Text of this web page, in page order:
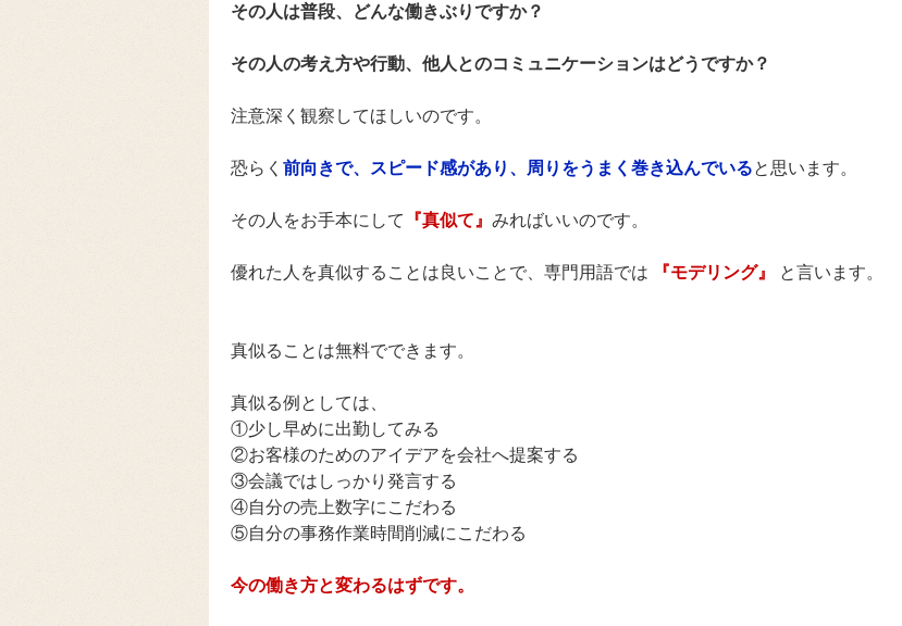
その人は普段、どんな働きぶりですか？
その人の考え方や行動、他人とのコミュニケーションはどうですか？
注意深く観察してほしいのです。
恐らく 前向きで、スピード感があり、周りをうまく巻き込んでいると思います。
その人をお手本にして 『真似て』 みればいいのです。
優れた人を真似することは良いことで、専門用語では 『モデリング』 と言います。
真似ることは無料でできます。
真似る例としては、
①少し早めに出勤してみる
②お客様のためのアイデアを会社へ提案する
③会議ではしっかり発言する
④自分の売上数字にこだわる
⑤自分の事務作業時間削減にこだわる
今の働き方と変わるはずです。